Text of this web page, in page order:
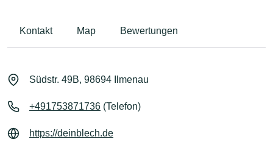
Kontakt Map Bewertungen
Südstr. 49B, 98694 Ilmenau
+491753871736 (Telefon)
https://deinblech.de